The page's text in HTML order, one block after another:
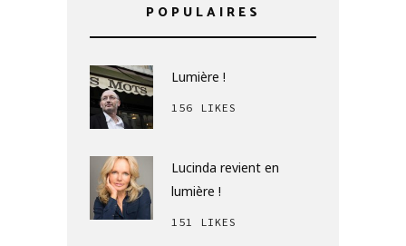
POPULAIRES
Lumière !
156 LIKES
Lucinda revient en
lumière !
151 LIKES